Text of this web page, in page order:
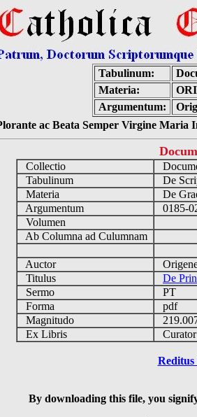
Tabulinum:
Materia:
Argumentum:
ac Beata Semper Virgine Maria
Collectio
Tabulinum
De
Materia
De
Argumentum
0185-
Volumen
Ab Columna ad Culumnam
Auctor
Titulus
De
Sermo
PT
Forma
pdf
Magnitudo
Ex Libris
By downloading this file, you